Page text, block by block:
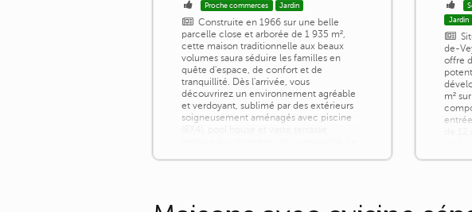
Proche commerces Jardin
Construite en 1966 sur une belle
parcelle close et arborée de 1 935 m²,
cette maison traditionnelle aux beaux
volumes saura séduire les familles en
quête d'espace, de confort et de
tranquillité. Dès l'arrivée, vous
découvrirez un environnement agréable
et verdoyant, sublimé par des extérieurs
soigneusement aménagés avec piscine
Jardin
de-
offre
m²